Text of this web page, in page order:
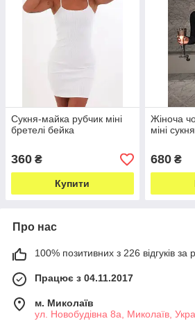
Сукня-майка рубчик міні
бретелі бейка
360 ₴
Купити
Жіноча
міні
680₴
Про нас
100% позитивних з 226 відгуків за
Працює з 04.11.2017
м. Миколаїв
ул. Новобудівна 8а, Миколаїв,